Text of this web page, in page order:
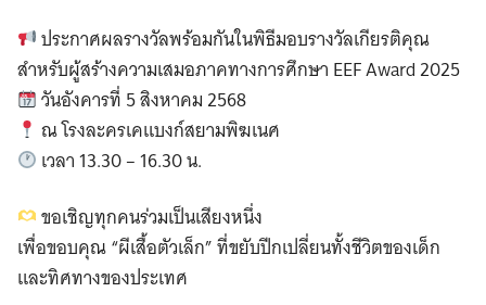
ประกาศผลรางวัลพร้อมกันในพิธีมอบรางวัลเกียรติคุณ
สำหรับผู้สร้างความเสมอภาคทางการศึกษา EEF Award 2025
วันอังคารที่ 5 สิงหาคม 2568
ณ โรงละครเคแบงก์สยามพิฆเนศ
เวลา 13.30 – 16.30 น.
ขอเชิญทุกคนร่วมเป็นเสียงหนึ่ง
เพื่อขอบคุณ “ผีเสื้อตัวเล็ก” ที่ขยับปีกเปลี่ยนทั้งชีวิตของเด็ก
และทิศทางของประเทศ